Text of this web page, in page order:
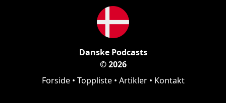
Danske Podcasts
© 2026
Forside• Toppliste• Artikler• Kontakt